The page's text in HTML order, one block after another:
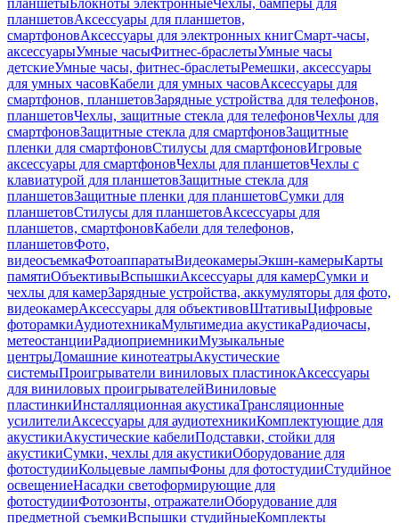
планшетыБлокноты электронныеЧехлы, бамперы для
планшетовАксессуары для планшетов,
смартфоновАксессуары для электронных книгСмарт-часы,
аксессуарыУмные часыФитнес-браслетыУмные часы
детскиеУмные часы, фитнес-браслетыРемешки, аксессуары
для умных часовКабели для умных часовАксессуары для
смартфонов, планшетовЗарядные устройства для телефонов,
планшетовЧехлы, защитные стекла для телефоновЧехлы для
смартфоновЗащитные стекла для смартфоновЗащитные
пленки для смартфоновСтилусы для смартфоновИгровые
аксессуары для смартфоновЧехлы для планшетовЧехлы с
клавиатурой для планшетовЗащитные стекла для
планшетовЗащитные пленки для планшетовСумки для
планшетовСтилусы для планшетовАксессуары для
планшетов, смартфоновКабели для телефонов,
планшетовФото,
видеосъемкаФотоаппаратыВидеокамерыЭкшн-камерыКарты
памятиОбъективыВспышкиАксессуары для камерСумки и
чехлы для камерЗарядные устройства, аккумуляторы для фото,
видеокамерАксессуары для объективовШтативыЦифровые
фоторамкиАудиотехникаМультимедиа акустикаРадиочасы,
метеостанцииРадиоприемникиМузыкальные
центрыДомашние кинотеатрыАкустические
системыПроигрыватели виниловых пластинокАксессуары
для виниловых проигрывателейВиниловые
пластинкиИнсталляционная акустикаТрансляционные
усилителиАксессуары для аудиотехникиКомплектующие для
акустикиАкустические кабелиПодставки, стойки для
акустикиСумки, чехлы для акустикиОборудование для
фотостудииКольцевые лампыФоны для фотостудииСтудийное
освещениеНасадки светоформирующие для
фотостудииФотозонты, отражателиОборудование для
предметной съемкиВспышки студийныеКомплекты